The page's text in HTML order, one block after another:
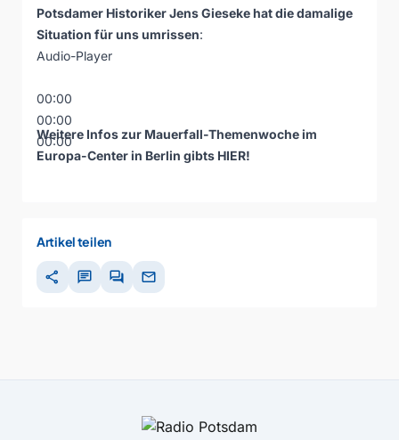
Potsdamer Historiker Jens Gieseke hat die damalige
Situation für uns umrissen:
Audio-Player
00:00
00:00
00:00
Weitere Infos zur Mauerfall-Themenwoche im
Europa-Center in Berlin gibts HIER!
Artikel teilen
share chat forum mail